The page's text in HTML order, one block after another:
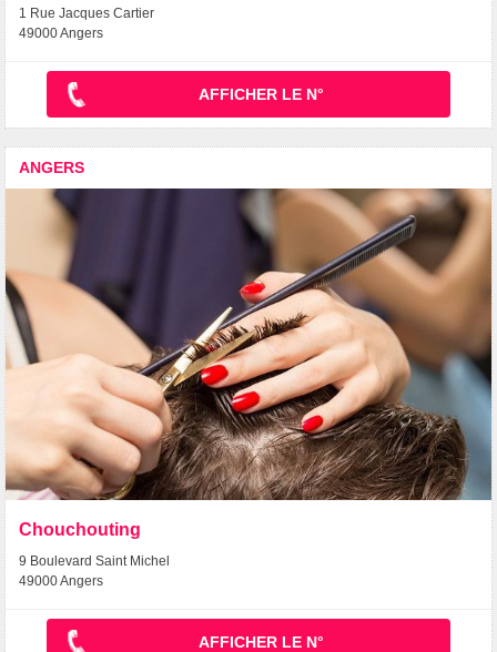
1 Rue Jacques Cartier
49000 Angers
AFFICHER LE N°
ANGERS
Chouchouting
9 Boulevard Saint Michel
49000 Angers
AFFICHER LE N°